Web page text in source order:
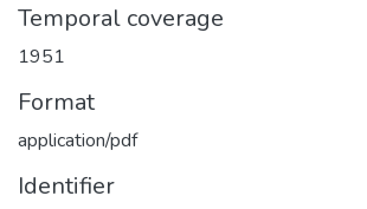
Temporal coverage
1951
Format
application/pdf
Identifier